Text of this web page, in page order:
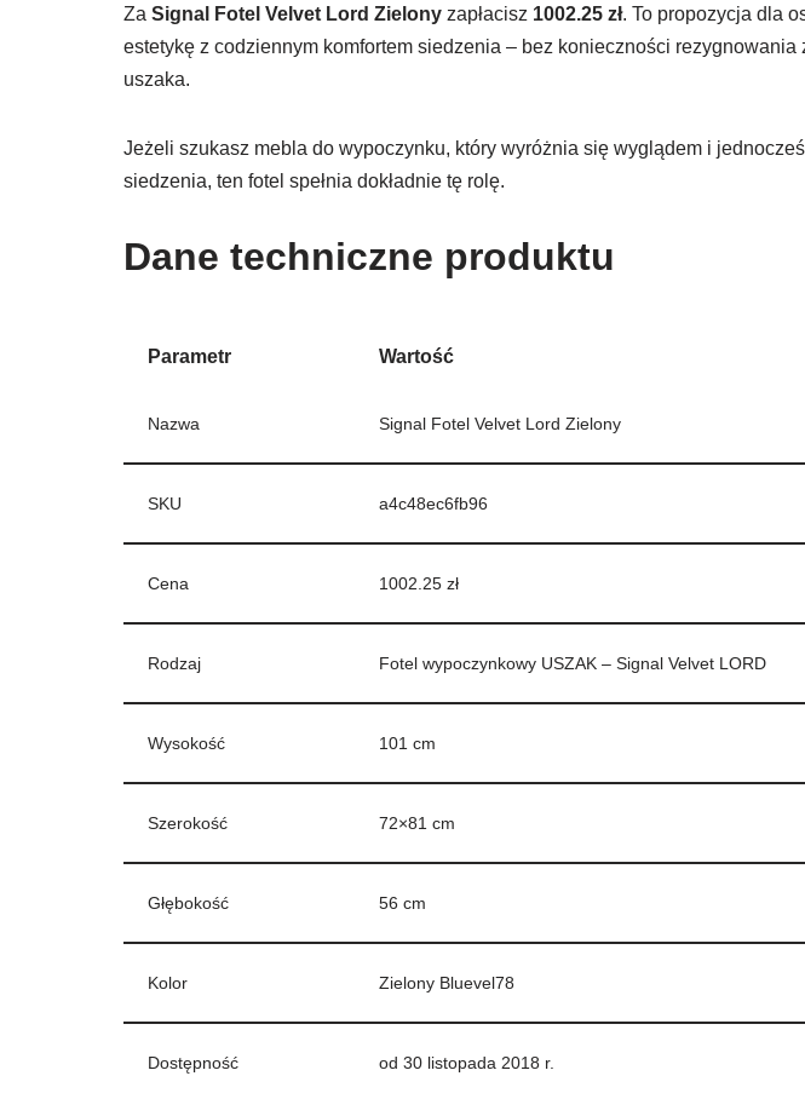
Za Signal Fotel Velvet Lord Zielony zapłacisz 1002.25 zł. To propozycja dla
estetykę z codziennym komfortem siedzenia – bez konieczności rezygnowania
uszaka.
Jeżeli szukasz mebla do wypoczynku, który wyróżnia się wyglądem i
siedzenia, ten fotel spełnia dokładnie tę rolę.
Dane techniczne produktu
Parametr Wartość
Nazwa Signal Fotel Velvet Lord Zielony
SKU a4c48ec6fb96
Cena 1002.25 zł
Rodzaj Fotel wypoczynkowy USZAK – Signal Velvet LORD
Wysokość 101 cm
Szerokość 72×81 cm
Głębokość 56 cm
Kolor Zielony Bluevel78
Dostępność od 30 listopada 2018 r.